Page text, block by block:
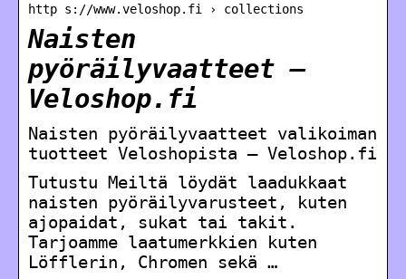
http s://www.veloshop.fi › collections
Naisten
pyöräilyvaatteet –
Veloshop.fi
Naisten pyöräilyvaatteet valikoiman
tuotteet Veloshopista – Veloshop.fi
Tutustu Meiltä löydät laadukkaat
naisten pyöräilyvarusteet, kuten
ajopaidat, sukat tai takit.
Tarjoamme laatumerkkien kuten
Löfflerin, Chromen sekä …